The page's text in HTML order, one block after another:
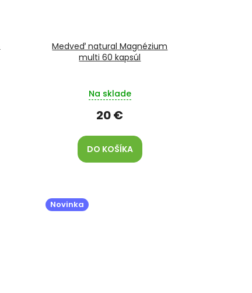
Medveď natural Magnézium
multi 60 kapsúl
Na sklade
20 €
DO KOŠÍKA
Novinka